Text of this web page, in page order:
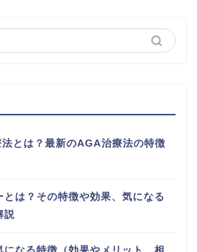
とは？最新のAGA治療法の特徴
とは？その特徴や効果、気になる
説